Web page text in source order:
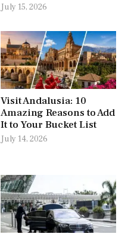
July 15, 2026
Visit Andalusia: 10
Amazing Reasons to Add
It to Your Bucket List
July 14, 2026